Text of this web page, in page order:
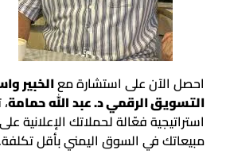
احصل الآن على استشارة معالخبير
التسويق الرقمي د. عبد الله حمامة
استراتيجية فعّالة لحملاتك الإعلانية
مبيعاتك في السوق اليمني بأقل تكلفة.